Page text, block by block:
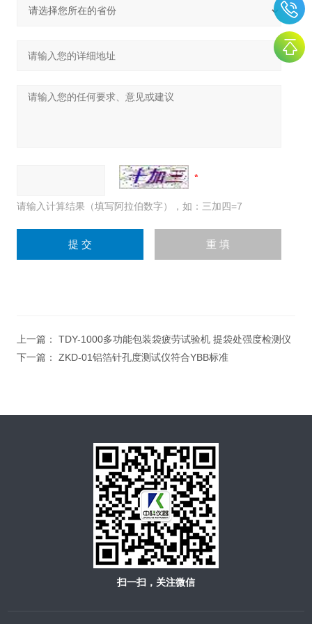
请输入计算结果（填写阿拉伯数字），如：三加四=7
上一篇： TDY-1000多功能包装袋疲劳试验机 提袋处强度检测仪
下一篇： ZKD-01铝箔针孔度测试仪符合YBB标准
扫一扫，关注微信